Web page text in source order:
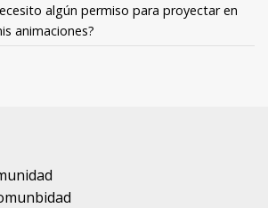
algún permiso para proyectar en
animaciones?